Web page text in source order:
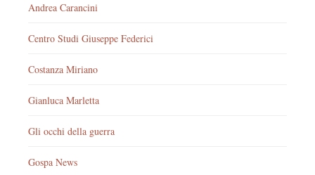
Andrea Carancini
Centro Studi Giuseppe Federici
Costanza Miriano
Gianluca Marletta
Gli occhi della guerra
Gospa News